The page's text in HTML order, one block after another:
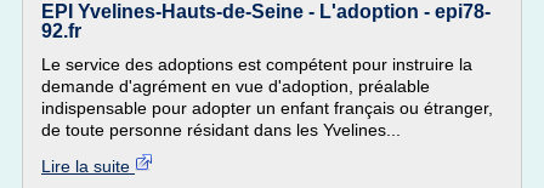
EPI Yvelines-Hauts-de-Seine - L'adoption - epi78-
92.fr
Le service des adoptions est compétent pour instruire la
demande d'agrément en vue d'adoption, préalable
indispensable pour adopter un enfant français ou étranger,
de toute personne résidant dans les Yvelines...
Lire la suite